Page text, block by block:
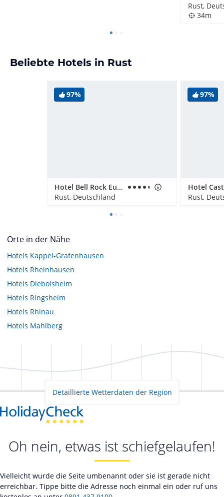
Rust,
34m
Beliebte Hotels in Rust
97%
Hotel Bell Rock Europa-Park
Rust, Deutschland
97%
Rust,
Orte in der Nähe
Hotels Kappel-Grafenhausen
Hotels Rheinhausen
Hotels Diebolsheim
Hotels Ringsheim
Hotels Rhinau
Hotels Mahlberg
Detaillierte Wetterdaten der Region
Oh nein, etwas ist schiefgelaufen!
Vielleicht wurde die Seite umbenannt oder sie ist gerade nicht
erreichbar. Tippe bitte die Adresse noch einmal ein oder ruf uns